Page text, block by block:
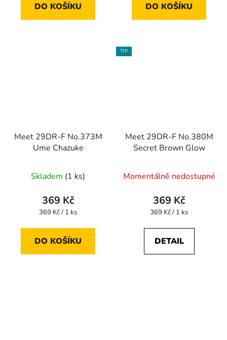
DO KOŠÍKU DO KOŠÍKU
Meet 29DR-F No.373M
Ume Chazuke
Skladem (1 ks)
369 Kč
Měrná
369 Kč / 1 ks
DO KOŠÍKU
TIP
Meet 29DR-F No.380M
Secret Brown Glow
Momentálně nedostupné
369 Kč
Měrná
369 Kč / 1 ks
DETAIL